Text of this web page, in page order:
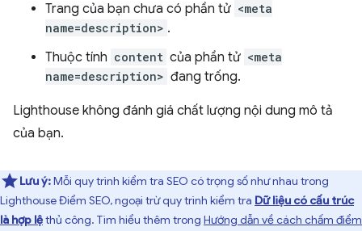
Trang của bạn chưa có phần tử <meta
name=description> .
Thuộc tính content của phần tử <meta
name=description> đang trống.
Lighthouse không đánh giá chất lượng nội dung mô tả
của bạn.
Lưu ý:Mỗi quy trình kiểm tra SEO có trọng số như nhau trong
Lighthouse Điểm SEO, ngoại trừ quy trình kiểm tra Dữ liệu có cấu trúc
là hợp lệthủ công. Tìm hiểu thêm trong Hướng dẫn về cách chấm điểm